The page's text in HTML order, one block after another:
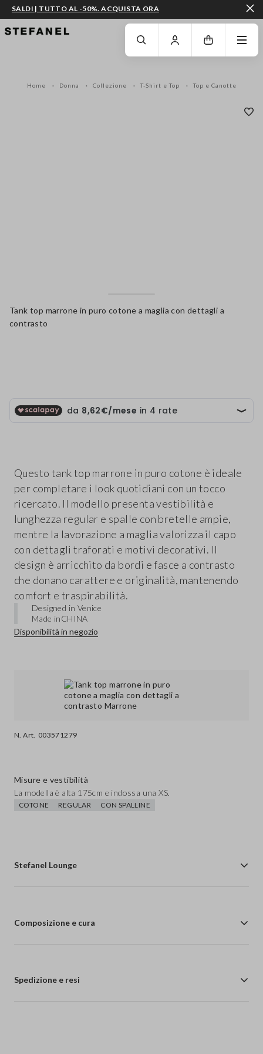
VAI AL CONTENUTO PRINCIPALE SCENDI AL FONDO DELLA PAGINA
SALDI | TUTTO AL -50%. ACQUISTA ORA
Home Donna Collezione T-Shirt e Top Top e Canotte
Tank top marrone in puro cotone a maglia con dettagli a
contrasto
N. Art. 003571279
Questo tank top marrone in puro cotone è ideale
per completare i look quotidiani con un tocco
ricercato. Il modello presenta vestibilità e
lunghezza regular e spalle con bretelle ampie,
mentre la lavorazione a maglia valorizza il capo
con dettagli traforati e motivi decorativi. Il
design è arricchito da bordi e fasce a contrasto
che donano carattere e originalità, mantenendo
comfort e traspirabilità.
Designed in Venice
Made inCHINA
Disponibilità in negozio
Misure e vestibilità
La modella è alta 175cm e indossa una XS.
COTONE REGULAR CON SPALLINE
Stefanel Lounge
Composizione e cura
Spedizione e resi